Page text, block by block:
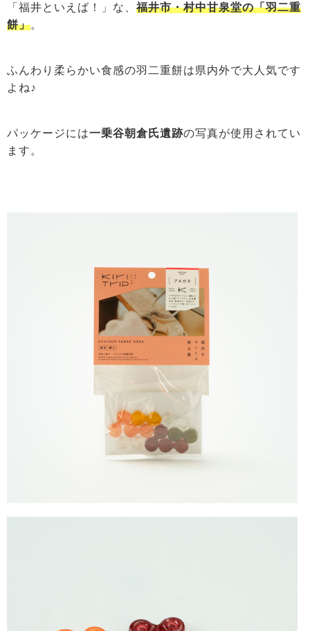
「福井といえば！」な、 福井市・村中甘泉堂の「羽二重
餅」。
ふんわり柔らかい食感の羽二重餅は県内外で大人気です
よね♪
パッケージには一乗谷朝倉氏遺跡の写真が使用されてい
ます。